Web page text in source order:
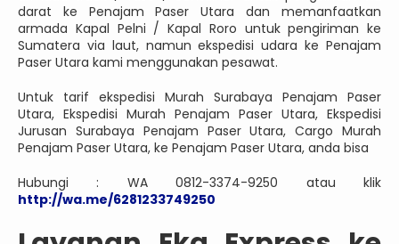
darat ke Penajam Paser Utara dan memanfaatkan
armada Kapal Pelni / Kapal Roro untuk pengiriman ke
Sumatera via laut, namun ekspedisi udara ke Penajam
Paser Utara kami menggunakan pesawat.
Untuk tarif ekspedisi Murah Surabaya Penajam Paser
Utara, Ekspedisi Murah Penajam Paser Utara, Ekspedisi
Jurusan Surabaya Penajam Paser Utara, Cargo Murah
Penajam Paser Utara, ke Penajam Paser Utara, anda bisa
Hubungi : WA 0812-3374-9250 atau klik
http://wa.me/6281233749250